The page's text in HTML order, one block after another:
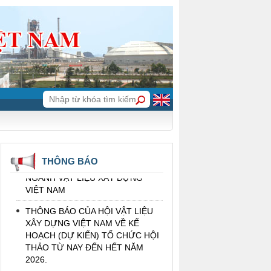
THÔNG BÁO
THÔNG BÁO CỦA HỘI VẬT LIỆU
XÂY DỰNG VIỆT NAM VỀ VIỆC BỔ
NHIỆM TRƯỞNG BAN ĐỐI NGOẠI
THÔNG BÁO TIN BUỒN
THÔNG BÁO (NHẮC LẠI) CỦA HỘI
VỀ TỔ CHỨC HỘI THẢO: KHOA
HỌC CÔNG NGHỆ, ĐỎI MỚI
SÁNG TẠO, CHUYỂN ĐỔI SỐ VỚI
NGÀNH VẬT LIỆU XÂY DỰNG
VIỆT NAM
THÔNG BÁO CỦA HỘI VẬT LIỆU
XÂY DỰNG VIỆT NAM VỀ KẾ
HOẠCH (DỰ KIẾN) TỔ CHỨC HỘI
THẢO TỪ NAY ĐẾN HẾT NĂM
2026.